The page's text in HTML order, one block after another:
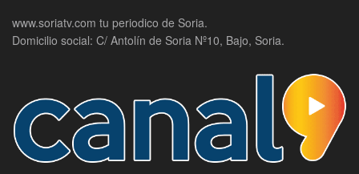
www.soriatv.com tu periodico de Soria.
Domicilio social: C/ Antolín de Soria Nº10, Bajo, Soria.